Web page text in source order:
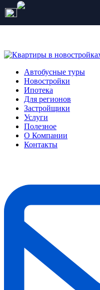
Количество мест ограничено
Автобусные туры
Новостройки
Ипотека
Для регионов
Застройщики
Услуги
Полезное
О Компании
Контакты